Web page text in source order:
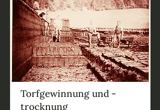
Torfgewinnung und -
trocknung